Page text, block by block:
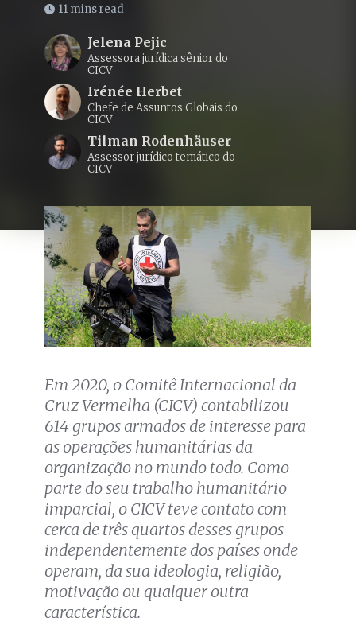
11 mins read
Jelena Pejic
Assessora jurídica sênior do
CICV
Irénée Herbet
Chefe de Assuntos Globais do
CICV
Tilman Rodenhäuser
Assessor jurídico temático do
CICV
Em 2020, o Comitê Internacional da
Cruz Vermelha (CICV) contabilizou
614 grupos armados de interesse para
as operações humanitárias da
organização no mundo todo. Como
parte do seu trabalho humanitário
imparcial, o CICV teve contato com
cerca de três quartos desses grupos —
independentemente dos países onde
operam, da sua ideologia, religião,
motivação ou qualquer outra
característica.